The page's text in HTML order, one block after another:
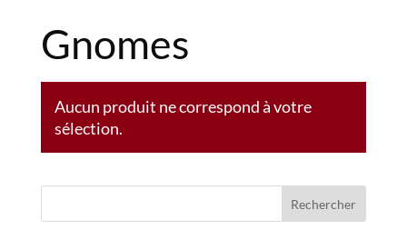
Gnomes
Aucun produit ne correspond à votre
sélection.